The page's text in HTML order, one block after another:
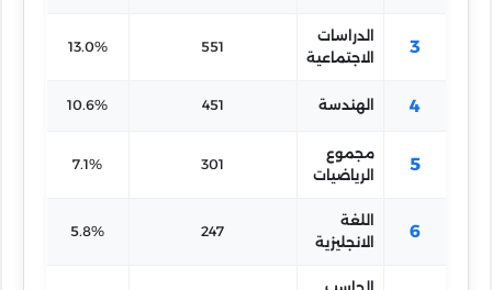
3
الدراسات
الاجتماعية
551
13.0%
4 الهندسة 451
10.6%
5
مجموع
الرياضيات
301
7.1%
6
اللغة
الانجليزية
247
5.8%